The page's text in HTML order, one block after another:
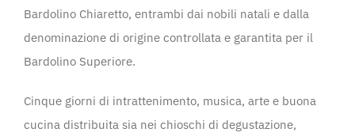
Bardolino Chiaretto, entrambi dai nobili natali e dalla
denominazione di origine controllata e garantita per il
Bardolino Superiore.
Cinque giorni di intrattenimento, musica, arte e buona
cucina distribuita sia nei chioschi di degustazione,